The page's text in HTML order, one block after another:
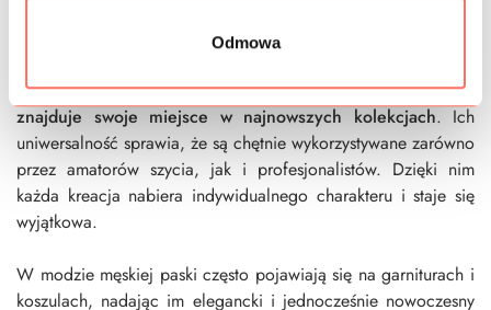
Odmowa
od grubości i koloru pasków można uzyskać różnorodne
to wzór, który nigdy nie wychodzi z mody i zawsze
znajduje swoje miejsce w najnowszych kolekcjach. Ich
uniwersalność sprawia, że są chętnie wykorzystywane zarówno
przez amatorów szycia, jak i profesjonalistów. Dzięki nim
każda kreacja nabiera indywidualnego charakteru i staje się
wyjątkowa.
W modzie męskiej paski często pojawiają się na garniturach i
koszulach, nadając im elegancki i jednocześnie nowoczesny